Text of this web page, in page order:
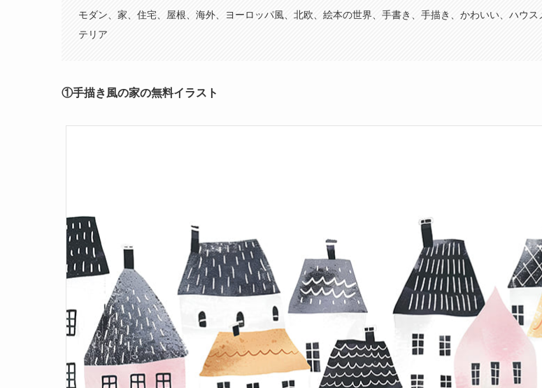
モダン、家、住宅、屋根、海外、ヨーロッパ風、北欧、絵本の世界、手書き、手描き、かわいい、ハウス
テリア
①手描き風の家の無料イラスト